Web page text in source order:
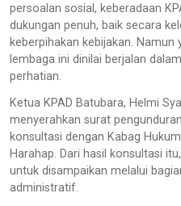
persoalan sosial, keberadaan
dukungan penuh, baik secara
keberpihakan kebijakan.
lembaga ini dinilai berjalan
perhatian.
Ketua KPAD Batubara, Helmi
menyerahkan surat
konsultasi dengan Kabag
Harahap. Dari hasil konsultasi
untuk disampaikan melalui
administratif.